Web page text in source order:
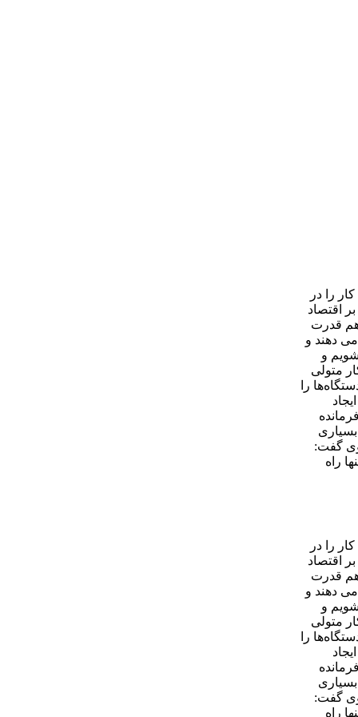
را در
اقتصاد
هم قدرت
دهند و
و
متولی
را
گفت:
راه
را در
اقتصاد
هم قدرت
دهند و
و
متولی
را
گفت:
راه